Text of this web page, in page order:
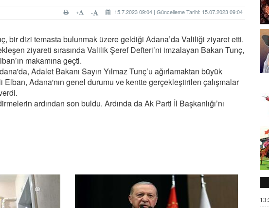
15.7.2023 09:04 | Güncelleme Tarihi: 15.07.2023 09:04
-
+
bir dizi temasta bulunmak üzere geldiği Adana’da Valiliği ziyaret etti.
ziyareti sırasında Valilik Şeref Defteri’ni imzalayan Bakan Tunç,
makamına geçti.
Adalet Bakanı Sayın Yılmaz Tunç’u ağırlamaktan büyük
Adana'nın genel durumu ve kentte gerçekleştirilen çalışmalar
ardından son buldu. Ardında da Ak Parti İl Başkanlığı’nı